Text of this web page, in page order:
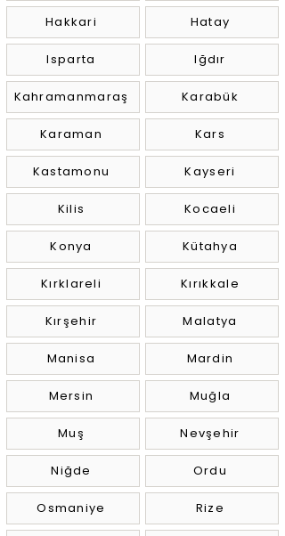
Hakkari
Isparta
Kahramanmaraş
Karaman
Kastamonu
Kilis
Konya
Kırklareli
Kırşehir
Manisa
Mersin
Muş
Niğde
Osmaniye
Hatay
Iğdır
Karabük
Kars
Kayseri
Kocaeli
Kütahya
Kırıkkale
Malatya
Mardin
Muğla
Nevşehir
Ordu
Rize